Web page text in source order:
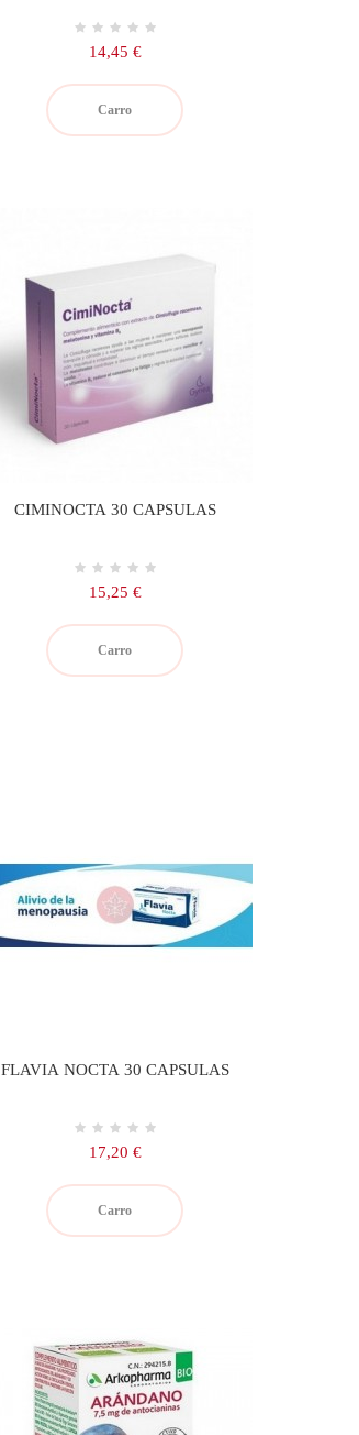
Precio
14,45 €
Carro
CIMINOCTA 30 CAPSULAS
Precio
15,25 €
Carro
FLAVIA NOCTA 30 CAPSULAS
Precio
17,20 €
Carro